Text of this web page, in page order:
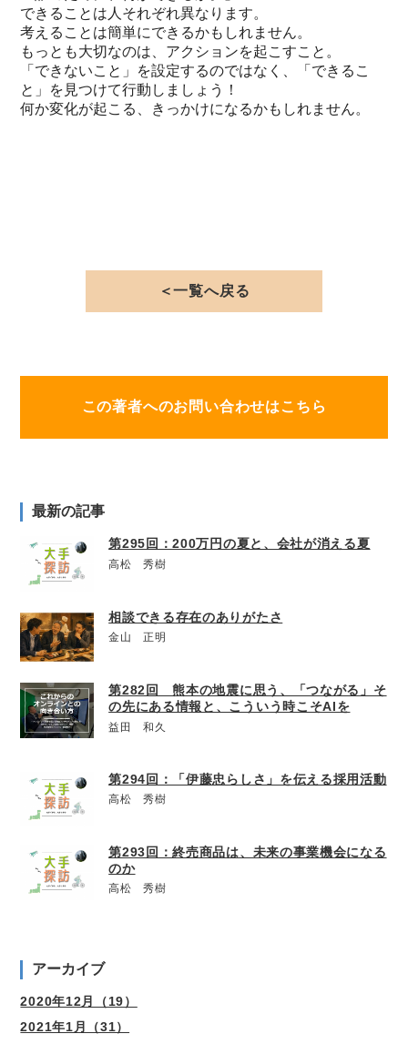
できることは人それぞれ異なります。
考えることは簡単にできるかもしれません。
もっとも大切なのは、アクションを起こすこと。
「できないこと」を設定するのではなく、「できるこ
と」を見つけて行動しましょう！
何か変化が起こる、きっかけになるかもしれません。
＜一覧へ戻る
この著者へのお問い合わせはこちら
最新の記事
第295回：200万円の夏と、会社が消える夏
高松 秀樹
相談できる存在のありがたさ
金山 正明
第282回 熊本の地震に思う、「つながる」そ
の先にある情報と、こういう時こそAIを
益田 和久
第294回：「伊藤忠らしさ」を伝える採用活動
高松 秀樹
第293回：終売商品は、未来の事業機会になる
のか
高松 秀樹
アーカイブ
2020年12月（19）
2021年1月（31）